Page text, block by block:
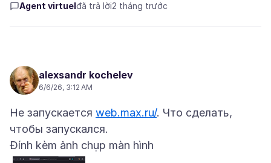
Agent virtuelđã trả lời2 tháng trước
alexsandr kochelev
6/6/26, 3:12 AM
Не запускается web.max.ru/. Что сделать,
Đính kèm ảnh chụp màn hình